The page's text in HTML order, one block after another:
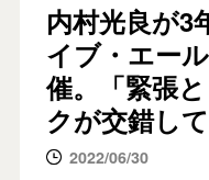
内村光良が3
イブ・エー
催。「緊張
クが交錯し
2022/06/30